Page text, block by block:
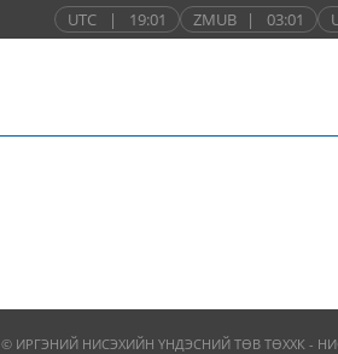
UTC | 19:01 ZMUB | 03:01
© ИРГЭНИЙ НИСЭХИЙН ҮНДЭСНИЙ ТӨВ ТӨХХК -